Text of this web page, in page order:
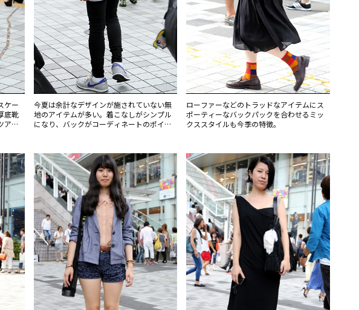
ケー
底靴
アイ
今夏は余計なデザインが施されていない無
地のアイテムが多い。着こなしがシンプル
になり、バックがコーディネートのポイン
ローファーなどのトラッドなアイテムにス
ポーティーなバックパックを合わせるミッ
クススタイルも今季の特徴。